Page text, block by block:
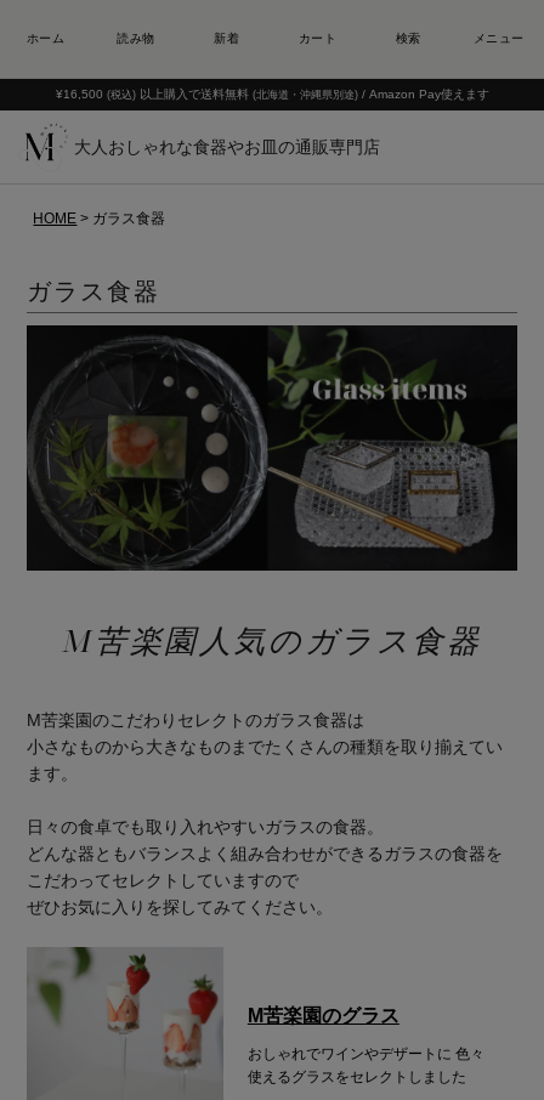
¥16,500 (税込) 以上購入で送料無料 (北海道・沖縄県別途) / Amazon Pay使えます
大人おしゃれな食器やお皿の通販専門店
HOME ガラス食器
ガラス食器
M苦楽園人気のガラス食器
M苦楽園のこだわりセレクトのガラス食器は
小さなものから大きなものまでたくさんの種類を取り揃えてい
ます。
日々の食卓でも取り入れやすいガラスの食器。
どんな器ともバランスよく組み合わせができるガラスの食器を
こだわってセレクトしていますので
ぜひお気に入りを探してみてください。
M苦楽園のグラス
おしゃれでワインやデザートに 色々
使えるグラスをセレクトしました